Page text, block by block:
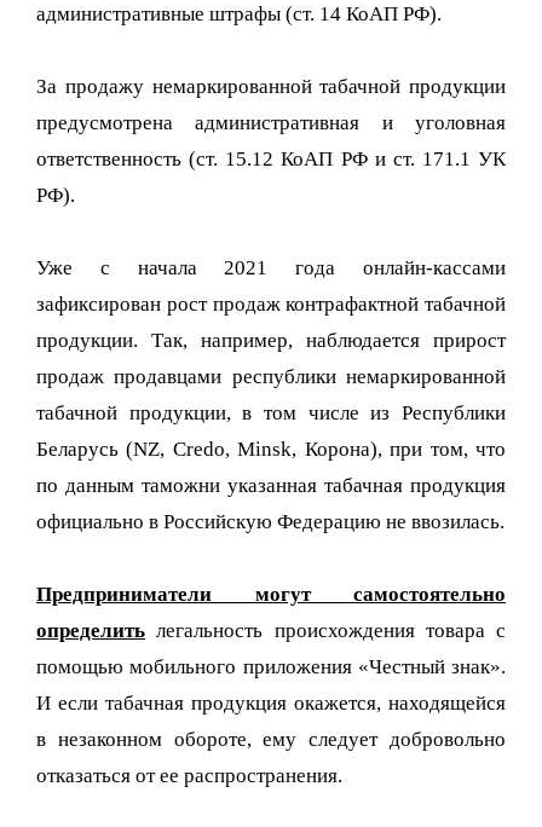
административные штрафы (ст. 14 КоАП РФ).
За продажу немаркированной табачной продукции
предусмотрена административная и уголовная
ответственность (ст. 15.12 КоАП РФ и ст. 171.1 УК
РФ).
Уже с начала 2021 года онлайн-кассами
зафиксирован рост продаж контрафактной табачной
продукции. Так, например, наблюдается прирост
продаж продавцами республики немаркированной
табачной продукции, в том числе из Республики
Беларусь (NZ, Credo, Minsk, Корона), при том, что
по данным таможни указанная табачная продукция
официально в Российскую Федерацию не ввозилась.
Предприниматели могут самостоятельно
определить легальность происхождения товара с
помощью мобильного приложения «Честный знак».
И если табачная продукция окажется, находящейся
в незаконном обороте, ему следует добровольно
отказаться от ее распространения.